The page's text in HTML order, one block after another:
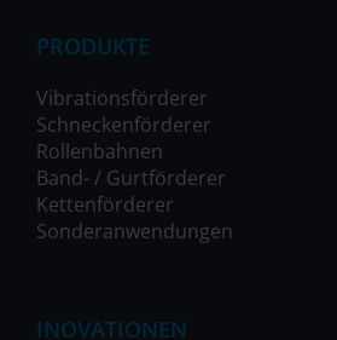
PRODUKTE
Vibrationsförderer
Schneckenförderer
Rollenbahnen
Band- / Gurtförderer
Kettenförderer
Sonderanwendungen
INOVATIONEN